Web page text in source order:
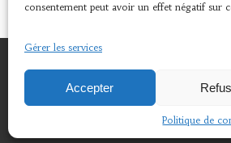
consentement peut avoir un effet négatif sur
Gérer les services
Accepter
Politique de
© 2024 © 2018